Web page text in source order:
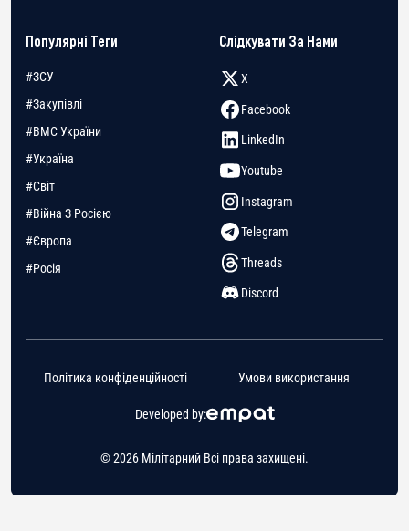
Популярні Теги
#ЗСУ
#Закупівлі
#ВМС України
#Україна
#Світ
#Війна З Росією
#Європа
#Росія
Слідкувати За Нами
X
Facebook
LinkedIn
Youtube
Instagram
Telegram
Threads
Discord
© 2026 Мілітарний Всі права захищені.
Developed by:
Політика конфіденційності Умови використання